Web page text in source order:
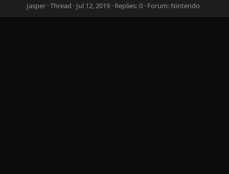
Jasper Thread Jul 12, 2019 Replies: 0 Forum: Nintendo